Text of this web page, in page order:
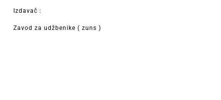
Izdavač :
Zavod za udžbenike ( zuns )